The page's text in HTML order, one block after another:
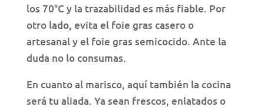
los 70°C y la trazabilidad es más fiable. Por
otro lado, evita el foie gras casero o
artesanal y el foie gras semicocido. Ante la
duda no lo consumas.
En cuanto al marisco, aquí también la cocina
será tu aliada. Ya sean frescos, enlatados o